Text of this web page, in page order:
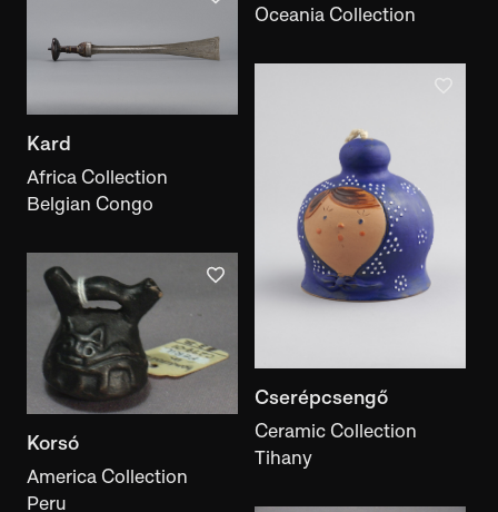
Oceania Collection
Kard
Africa Collection
Belgian Congo
Cserépcsengő
Ceramic Collection
Tihany
Korsó
America Collection
Peru